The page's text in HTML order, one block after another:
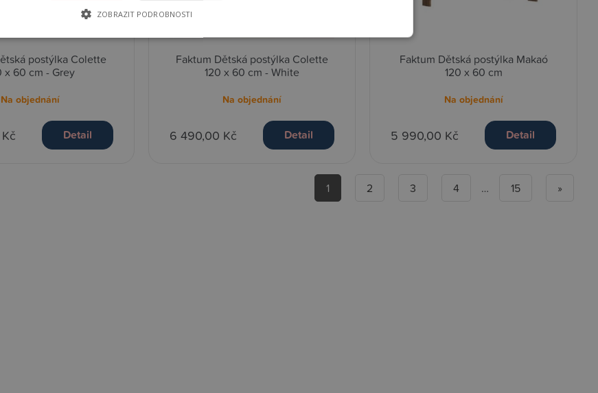
postýlka Colette
x 60 cm - Grey
Na objednání
Detail
Faktum Dětská postýlka Colette
120 x 60 cm - White
Na objednání
6 490,00 Kč Detail
Faktum Dětská postýlka Makaó
120 x 60 cm
Na objednání
5 990,00 Kč Detail
1 2 3 4 … 15 »
ZOBRAZIT PODROBNOSTI